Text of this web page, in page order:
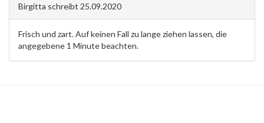
Birgitta schreibt 25.09.2020
Frisch und zart. Auf keinen Fall zu lange ziehen lassen, die
angegebene 1 Minute beachten.